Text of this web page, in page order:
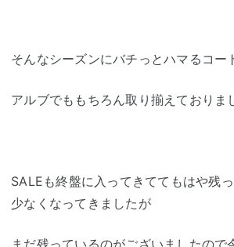
そんなシーズンにバチっとハマるコー
アルブでももちろん取り揃えておりま
SALEも終盤に入ってきててもはや残
少なくなってきましたが
まだ残っているのがございましたので